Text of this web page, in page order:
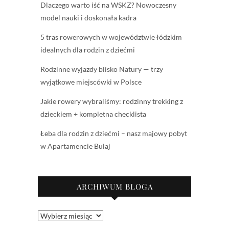
Dlaczego warto iść na WSKZ? Nowoczesny
model nauki i doskonała kadra
5 tras rowerowych w województwie łódzkim
idealnych dla rodzin z dziećmi
Rodzinne wyjazdy blisko Natury — trzy
wyjątkowe miejscówki w Polsce
Jakie rowery wybraliśmy: rodzinny trekking z
dzieckiem + kompletna checklista
Łeba dla rodzin z dziećmi – nasz majowy pobyt
w Apartamencie Bulaj
ARCHIWUM BLOGA
Archiwum